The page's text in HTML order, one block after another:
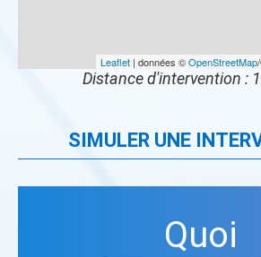
Leaflet | données ©OpenStreetMap
Distance d'intervention :
SIMULER UNE
Quoi